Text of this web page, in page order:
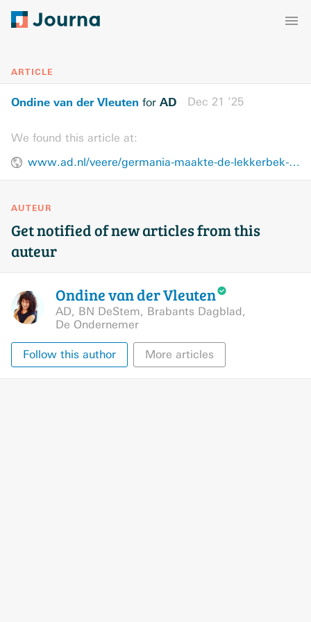
ARTICLE
Ondine van der Vleuten for AD Dec 21 ’25
We found this article at:
www.ad.nl/veere/germania-maakte-de-lekkerbek-beroemd-met-het-bami-lied-maar-blijft-een-nuchtere-zeeuw~a2e2e757/
AUTEUR
Get notified of new articles from this
auteur
Ondine van derVleuten
AD, BN DeStem, Brabants Dagblad,
De Ondernemer
Follow this author More articles